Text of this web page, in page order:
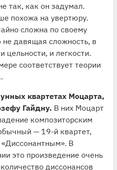
так, как он задумал.
похожа на увертюру.
сложна по своему
не давящая сложность, в
цельности, и легкости.
соответствует теории
квартетах Моцарта,
Гайдну. В них Моцарт
композиторским
— 19-й квартет,
В
это произведение очень
диссонансов